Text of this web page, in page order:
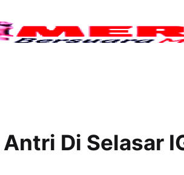
Di Selasar